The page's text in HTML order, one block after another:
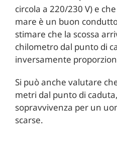
circola a 220/230 V) e
mare è un buon
stimare che la scossa
chilometro dal punto di
inversamente
Si può anche valutare
metri dal punto di
sopravvivenza per un
scarse.